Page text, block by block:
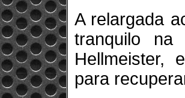
A relargada
tranquilo
Hellmeister,
para